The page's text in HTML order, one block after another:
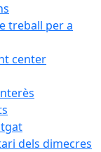
treball per a
center
dels dimecres